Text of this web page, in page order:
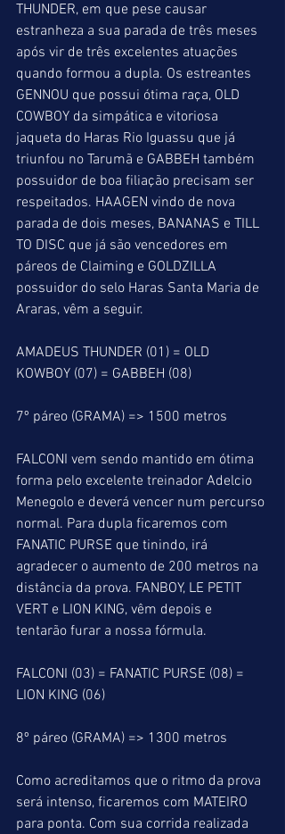
THUNDER, em que pese causar
estranheza a sua parada de três meses
após vir de três excelentes atuações
quando formou a dupla. Os estreantes
GENNOU que possui ótima raça, OLD
COWBOY da simpática e vitoriosa
jaqueta do Haras Rio Iguassu que já
triunfou no Tarumã e GABBEH também
possuidor de boa filiação precisam ser
respeitados. HAAGEN vindo de nova
parada de dois meses, BANANAS e TILL
TO DISC que já são vencedores em
páreos de Claiming e GOLDZILLA
possuidor do selo Haras Santa Maria de
Araras, vêm a seguir.
AMADEUS THUNDER (01) = OLD
KOWBOY (07) = GABBEH (08)
7º páreo (GRAMA) => 1500 metros
FALCONI vem sendo mantido em ótima
forma pelo excelente treinador Adelcio
Menegolo e deverá vencer num percurso
normal. Para dupla ficaremos com
FANATIC PURSE que tinindo, irá
agradecer o aumento de 200 metros na
distância da prova. FANBOY, LE PETIT
VERT e LION KING, vêm depois e
tentarão furar a nossa fórmula.
FALCONI (03) = FANATIC PURSE (08) =
LION KING (06)
8º páreo (GRAMA) => 1300 metros
Como acreditamos que o ritmo da prova
será intenso, ficaremos com MATEIRO
para ponta. Com sua corrida realizada